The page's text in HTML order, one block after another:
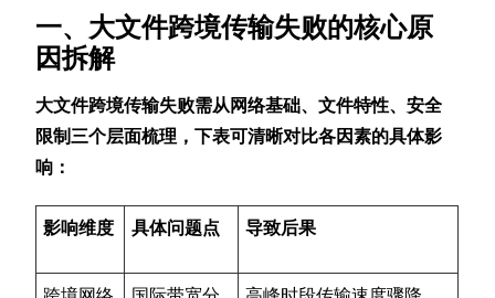
一、大文件跨境传输失败的核心原
因拆解
大文件跨境传输失败需从网络基础、文件特性、安全
限制三个层面梳理，下表可清晰对比各因素的具体影
响：
影响维度 具体问题点 导致后果